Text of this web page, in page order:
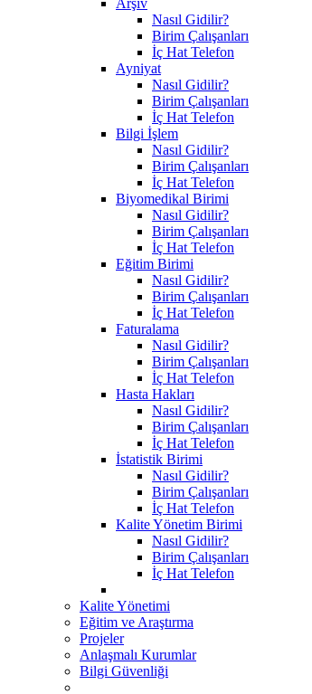
Nasıl Gidilir?
Birim Çalışanları
İç Hat Telefon
Ayniyat
Nasıl Gidilir?
Birim Çalışanları
İç Hat Telefon
Bilgi İşlem
Nasıl Gidilir?
Birim Çalışanları
İç Hat Telefon
Biyomedikal Birimi
Nasıl Gidilir?
Birim Çalışanları
İç Hat Telefon
Eğitim Birimi
Nasıl Gidilir?
Birim Çalışanları
İç Hat Telefon
Faturalama
Nasıl Gidilir?
Birim Çalışanları
İç Hat Telefon
Hasta Hakları
Nasıl Gidilir?
Birim Çalışanları
İç Hat Telefon
İstatistik Birimi
Nasıl Gidilir?
Birim Çalışanları
İç Hat Telefon
Kalite Yönetim Birimi
Nasıl Gidilir?
Birim Çalışanları
İç Hat Telefon
Kalite Yönetimi
Eğitim ve Araştırma
Projeler
Anlaşmalı Kurumlar
Bilgi Güvenliği